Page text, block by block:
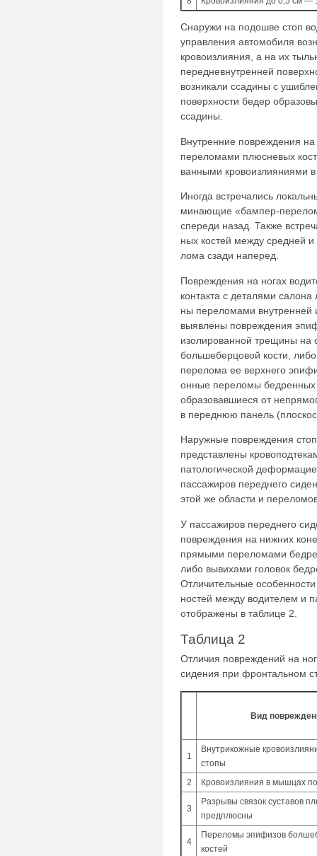
Снаружи на подошве стоп
управления автомобиля
кровоизлияния, а на их
передневнутренней
возникали ссадины с
поверхнос­ти бедер
ссадины.
Внутренние повреждения
переломами плюсневых
ванными кровоизлияниями в
Иногда встречались
минающие «бампер-
спереди назад. Также
ных костей между средней
лома сзади наперед.
Повреждения на ногах
контакта с деталями
ны переломами
выявлены повреждения
изолированной трещины на
большеберцовой кости,
перелома ее верхнего
онные переломы бедренных
образовавшиеся от
в переднюю панель
Наружные повреждения
представлены
патологической
пассажиров переднего
этой же области и
У пассажиров переднего
повреждения на нижних
прямыми переломами
либо вывихами головок
Отличительные
ностей между водителем и
отображены в таблице 2.
Таблица 2
Отличия повреждений на
сидения при фронтальном
Вид
1
Внутрикожные
стопы
2
Кровоизлияния в мышцах
3
Разрывы связок суставов
предплюсны
4
Переломы эпифизов
костей